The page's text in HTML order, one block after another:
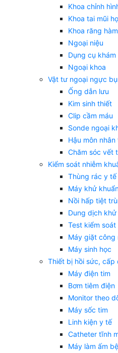
Khoa chỉnh
Khoa tai mũi
Khoa răng
Ngoại niệu
Dụng cụ khám
Ngoại khoa
Vật tư ngoại ngực
Ống dẫn lưu
Kim sinh thiết
Clip cầm máu
Sonde ngoại
Hậu môn nhân
Chăm sóc vết
Kiểm soát nhiễm
Thùng rác y tế
Máy khử
Nồi hấp tiệt
Dung dịch
Test kiểm
Máy giặt công
Máy sinh học
Thiết bị hồi sức, cấp
Máy điện tim
Bơm tiêm điện
Monitor theo
Máy sốc tim
Linh kiện y tế
Catheter tĩnh
Máy làm ấm